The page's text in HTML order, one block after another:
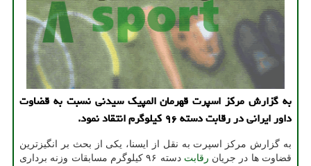
به گزارش مرکز اسپرت قهرمان المپیک سیدنی نسبت به قضاوت
داور ایرانی در رقابت دسته ۹۶ کیلوگرم انتقاد نمود.
به گزارش مرکز اسپرت به نقل از ایسنا، یکی از بحث بر انگیزترین
قضاوت ها در جریان رقابت
دسته ۹۶ کیلوگرم مسابقات وزنه برداری